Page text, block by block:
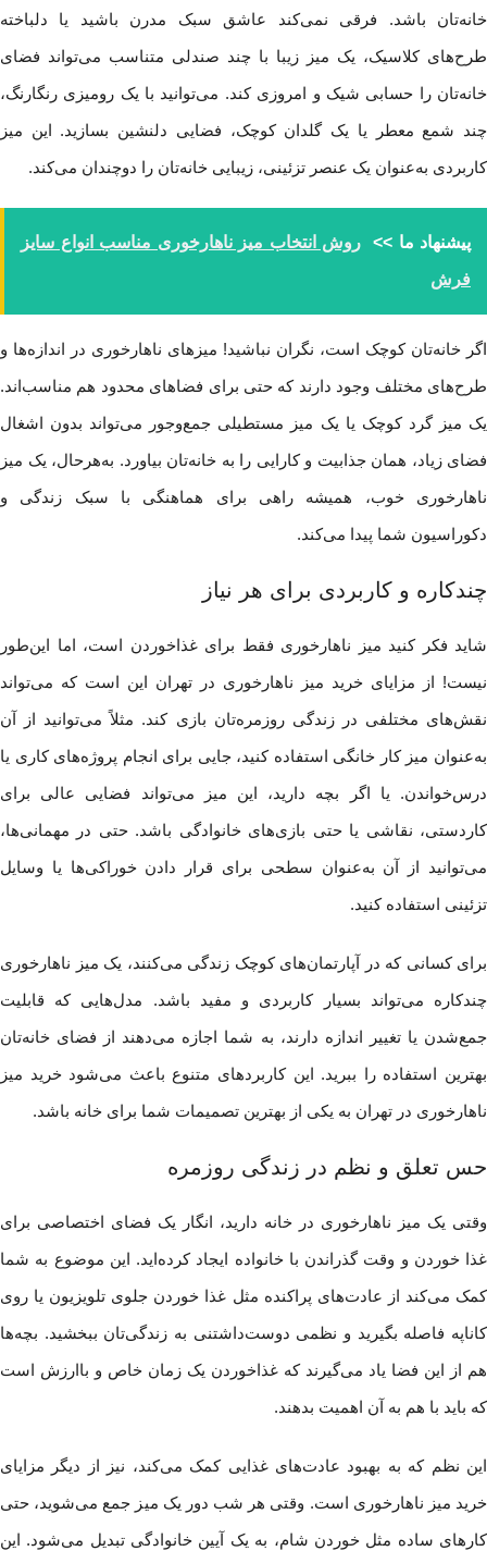
خانه‌تان باشد. فرقی نمی‌کند عاشق سبک مدرن باشید یا دلباخته
طرح‌های کلاسیک، یک میز زیبا با چند صندلی متناسب می‌تواند فضای
خانه‌تان را حسابی شیک و امروزی کند. می‌توانید با یک رومیزی رنگارنگ،
چند شمع معطر یا یک گلدان کوچک، فضایی دلنشین بسازید. این میز
کاربردی به‌عنوان یک عنصر تزئینی، زیبایی خانه‌تان را دوچندان می‌کند.
پیشنهاد ما >>
روش انتخاب میز ناهارخوری مناسب انواع سایز
فرش
اگر خانه‌تان کوچک است، نگران نباشید! میزهای ناهارخوری در اندازه‌ها و
طرح‌های مختلف وجود دارند که حتی برای فضاهای محدود هم مناسب‌اند.
یک میز گرد کوچک یا یک میز مستطیلی جمع‌وجور می‌تواند بدون اشغال
فضای زیاد، همان جذابیت و کارایی را به خانه‌تان بیاورد. به‌هرحال، یک میز
ناهارخوری خوب، همیشه راهی برای هماهنگی با سبک زندگی و
دکوراسیون شما پیدا می‌کند.
چندکاره و کاربردی برای هر نیاز
شاید فکر کنید میز ناهارخوری فقط برای غذاخوردن است، اما این‌طور
نیست! از مزایای خرید میز ناهارخوری در تهران این است که می‌تواند
نقش‌های مختلفی در زندگی روزمره‌تان بازی کند. مثلاً می‌توانید از آن
به‌عنوان میز کار خانگی استفاده کنید، جایی برای انجام پروژه‌های کاری یا
درس‌خواندن. یا اگر بچه دارید، این میز می‌تواند فضایی عالی برای
کاردستی، نقاشی یا حتی بازی‌های خانوادگی باشد. حتی در مهمانی‌ها،
می‌توانید از آن به‌عنوان سطحی برای قرار دادن خوراکی‌ها یا وسایل
تزئینی استفاده کنید.
برای کسانی که در آپارتمان‌های کوچک زندگی می‌کنند، یک میز ناهارخوری
چندکاره می‌تواند بسیار کاربردی و مفید باشد. مدل‌هایی که قابلیت
جمع‌شدن یا تغییر اندازه دارند، به شما اجازه می‌دهند از فضای خانه‌تان
بهترین استفاده را ببرید. این کاربردهای متنوع باعث می‌شود خرید میز
ناهارخوری در تهران به یکی از بهترین تصمیمات شما برای خانه باشد.
حس تعلق و نظم در زندگی روزمره
وقتی یک میز ناهارخوری در خانه دارید، انگار یک فضای اختصاصی برای
غذا خوردن و وقت گذراندن با خانواده ایجاد کرده‌اید. این موضوع به شما
کمک می‌کند از عادت‌های پراکنده مثل غذا خوردن جلوی تلویزیون یا روی
کاناپه فاصله بگیرید و نظمی دوست‌داشتنی به زندگی‌تان ببخشید. بچه‌ها
هم از این فضا یاد می‌گیرند که غذا‌خوردن یک زمان خاص و باارزش است
که باید با هم به آن اهمیت بدهند.
این نظم که به بهبود عادت‌های غذایی کمک می‌کند، نیز از دیگر مزایای
خرید میز ناهارخوری است. وقتی هر شب دور یک میز جمع می‌شوید، حتی
کارهای ساده مثل خوردن شام، به یک آیین خانوادگی تبدیل می‌شود. این